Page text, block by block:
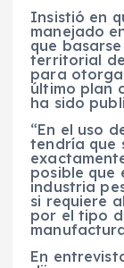
Insistió en
manejado
que
territorial
para
último plan
ha sido
“En el uso
tendría que
posible que
industria
si requiere
por el tipo
En